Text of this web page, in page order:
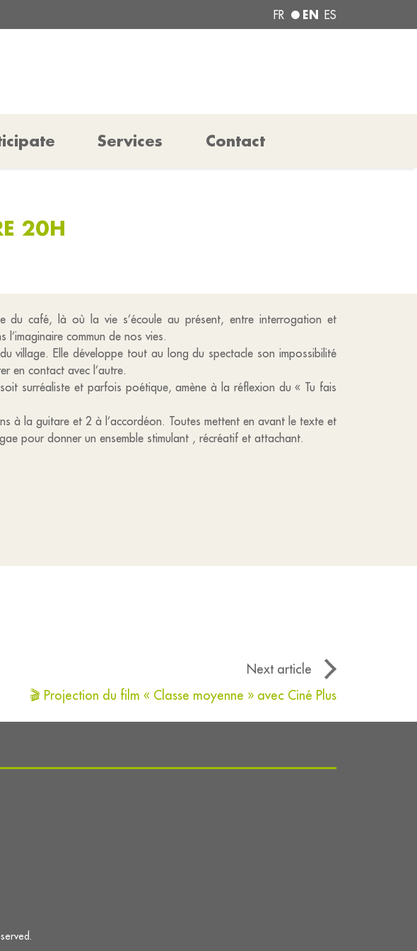
FR EN ES
Services Contact
20H
du café, là où la vie s’écoule au présent, entre interrogation et
commun de nos vies.
village. Elle développe tout au long du spectacle son impossibilité
en contact avec l’autre.
surréaliste et parfois poétique, amène à la réflexion du « Tu fais
à la guitare et 2 à l’accordéon. Toutes mettent en avant le texte et
pour donner un ensemble stimulant , récréatif et attachant.
Next article
🎬 Projection du film « Classe moyenne » avec Ciné Plus